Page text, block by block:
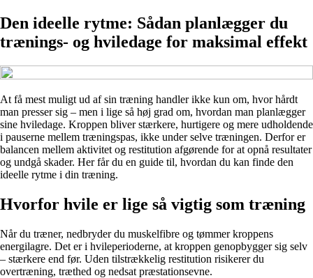
Den ideelle rytme: Sådan planlægger du
trænings- og hviledage for maksimal effekt
At få mest muligt ud af sin træning handler ikke kun om, hvor hårdt
man presser sig – men i lige så høj grad om, hvordan man planlægger
sine hviledage. Kroppen bliver stærkere, hurtigere og mere udholdende
i pauserne mellem træningspas, ikke under selve træningen. Derfor er
balancen mellem aktivitet og restitution afgørende for at opnå resultater
og undgå skader. Her får du en guide til, hvordan du kan finde den
ideelle rytme i din træning.
Hvorfor hvile er lige så vigtig som træning
Når du træner, nedbryder du muskelfibre og tømmer kroppens
energilagre. Det er i hvileperioderne, at kroppen genopbygger sig selv
– stærkere end før. Uden tilstrækkelig restitution risikerer du
overtræning, træthed og nedsat præstationsevne.